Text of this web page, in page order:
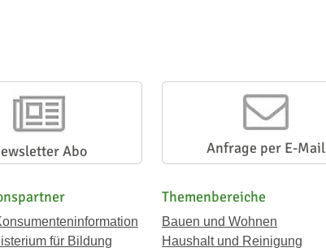
Abo Anfrage per E-Mail
für Bildung
Themenbereiche
Bauen und Wohnen
Haushalt und Reinigung